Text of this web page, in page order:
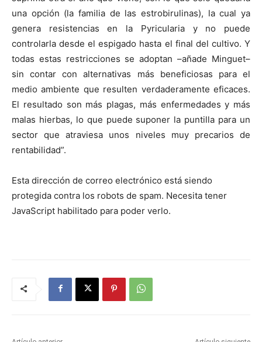
una opción (la familia de las estrobirulinas), la cual ya
genera resistencias en la Pyricularia y no puede
controlarla desde el espigado hasta el final del cultivo. Y
todas estas restricciones se adoptan –añade Minguet–
sin contar con alternativas más beneficiosas para el
medio ambiente que resulten verdaderamente eficaces.
El resultado son más plagas, más enfermedades y más
malas hierbas, lo que puede suponer la puntilla para un
sector que atraviesa unos niveles muy precarios de
rentabilidad”.
Esta dirección de correo electrónico está siendo
protegida contra los robots de spam. Necesita tener
JavaScript habilitado para poder verlo.